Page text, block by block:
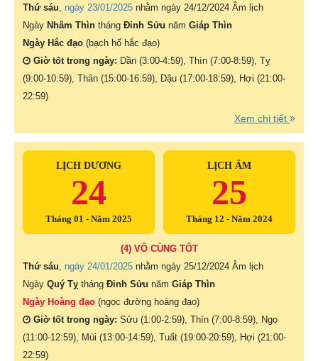
Thứ sáu ngày 23/01/2025 nhằm ngày 24/12/2024 Âm lịch
Ngày Nhâm Thìn tháng Đinh Sửu năm Giáp Thìn
Ngày Hắc đạo (bạch hổ hắc đạo)
Giờ tốt trong ngày: Dần (3:00-4:59), Thìn (7:00-8:59), Tỵ
(9:00-10:59), Thân (15:00-16:59), Dậu (17:00-18:59), Hợi (21:00-
22:59)
Xem chi tiết
LỊCH DƯƠNG
24
Tháng 01 - Năm 2025
LỊCH ÂM
25
Tháng 12 - Năm 2024
(4) VÔ CÙNG TỐT
Thứ sáu ngày 24/01/2025 nhằm ngày 25/12/2024 Âm lịch
Ngày Quý Tỵ tháng Đinh Sửu năm Giáp Thìn
Ngày Hoàng đạo (ngọc đường hoàng đạo)
Giờ tốt trong ngày: Sửu (1:00-2:59), Thìn (7:00-8:59), Ngọ
(11:00-12:59), Mùi (13:00-14:59), Tuất (19:00-20:59), Hợi (21:00-
22:59)